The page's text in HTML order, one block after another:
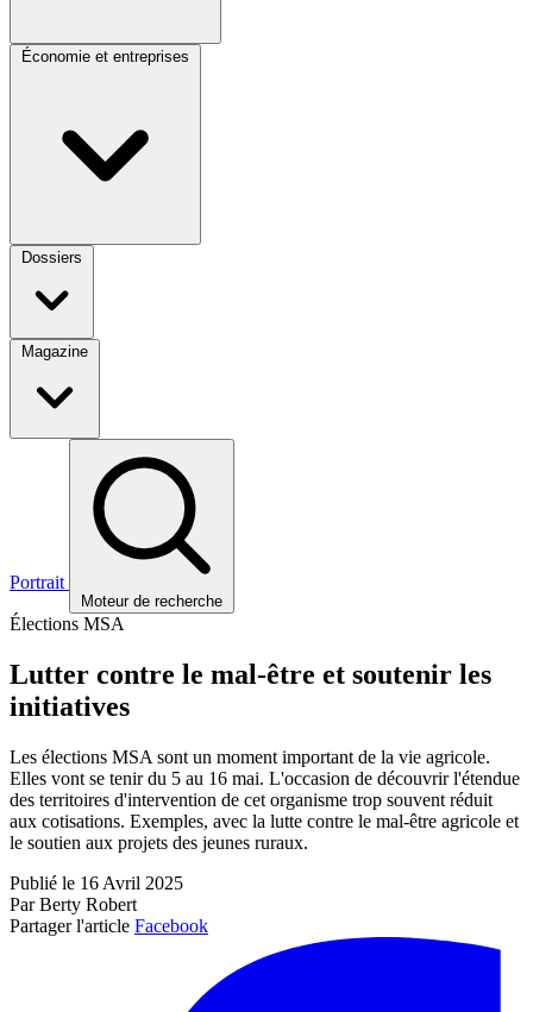
Économie et entreprises
Dossiers
Magazine
Portrait
Moteur de recherche
Élections MSA
Lutter contre le mal-être et soutenir les
initiatives
Les élections MSA sont un moment important de la vie agricole.
Elles vont se tenir du 5 au 16 mai. L'occasion de découvrir l'étendue
des territoires d'intervention de cet organisme trop souvent réduit
aux cotisations. Exemples, avec la lutte contre le mal-être agricole et
le soutien aux projets des jeunes ruraux.
Publié le 16 Avril 2025
Par Berty Robert
Partager l'article Facebook